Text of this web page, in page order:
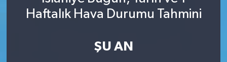
Haftalık Hava Durumu Tahmini
ŞU AN
Süper Lig Puan Durumu ve Fikstür